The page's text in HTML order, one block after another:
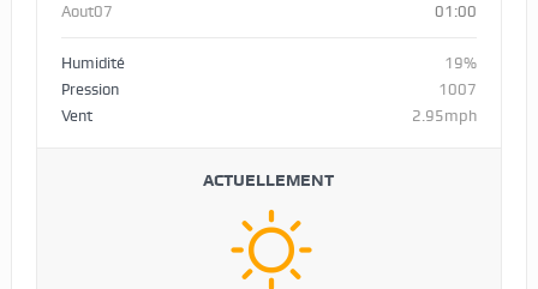
Aout07 01:00
Humidité
19%
Pression
1007
Vent
2.95mph
ACTUELLEMENT